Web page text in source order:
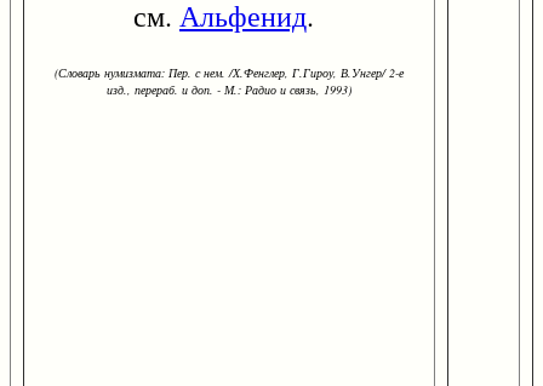
см. Альфенид.
(Словарь нумизмата: Пер. с нем. /Х.Фенглер, Г.Гироу, В.Унгер/ 2-е
изд., перераб. и доп. - М.: Радио и связь, 1993)